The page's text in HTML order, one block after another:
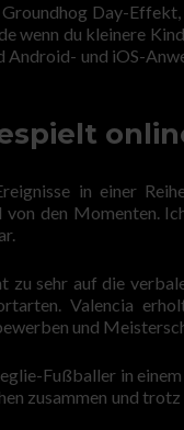
Day-
wenn du kleinere
und iOS-
in einer
von den Momenten.
zu sehr auf die
Valencia
und
Fußballer in
zusammen und